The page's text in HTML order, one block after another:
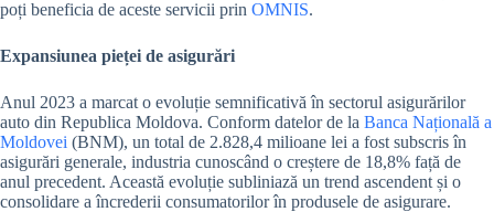
poți beneficia de aceste servicii prin OMNIS.
Expansiunea pieței de asigurări
Anul 2023 a marcat o evoluție semnificativă în sectorul asigurărilor
auto din Republica Moldova. Conform datelor de la Banca Națională a
Moldovei (BNM), un total de 2.828,4 milioane lei a fost subscris în
asigurări generale, industria cunoscând o creștere de 18,8% față de
anul precedent. Această evoluție subliniază un trend ascendent și o
consolidare a încrederii consumatorilor în produsele de asigurare.